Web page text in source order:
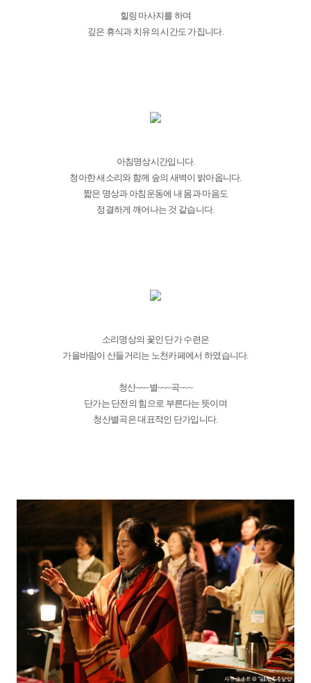
힐링 마사지를 하며
깊은 휴식과 치유의 시간도 가집니다.
아침명상시간입니다.
청아한 새소리와 함께 숲의 새벽이 밝아옵니다.
짧은 명상과 아침운동에 내 몸과 마음도
정결하게 깨어나는 것 같습니다.
소리명상의 꽃인 단가 수련은
가을바람이 산들거리는 노천카페에서 하였습니다.
청산~~~별~~~곡~~~
단가는 단전의 힘으로 부른다는 뜻이며
청산별곡은 대표적인 단가입니다.